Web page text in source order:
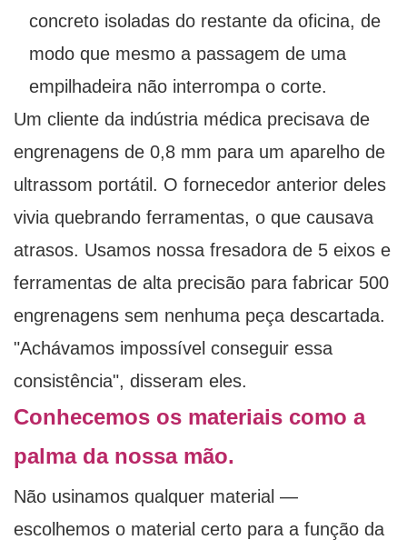
concreto isoladas do restante da oficina, de
modo que mesmo a passagem de uma
empilhadeira não interrompa o corte.
Um cliente da indústria médica precisava de
engrenagens de 0,8 mm para um aparelho de
ultrassom portátil. O fornecedor anterior deles
vivia quebrando ferramentas, o que causava
atrasos. Usamos nossa fresadora de 5 eixos e
ferramentas de alta precisão para fabricar 500
engrenagens sem nenhuma peça descartada.
"Achávamos impossível conseguir essa
consistência", disseram eles.
Conhecemos os materiais como a
palma da nossa mão.
Não usinamos qualquer material —
escolhemos o material certo para a função da